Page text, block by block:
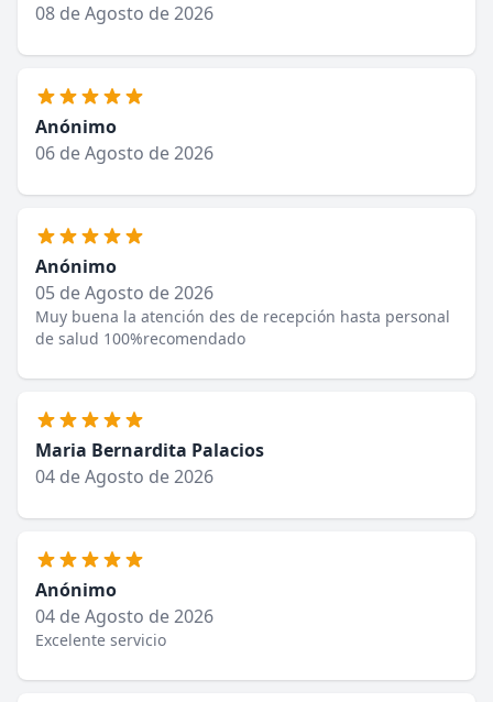
08 de Agosto de 2026
Anónimo
06 de Agosto de 2026
Anónimo
05 de Agosto de 2026
Muy buena la atención des de recepción hasta personal
de salud 100%recomendado
Maria Bernardita Palacios
04 de Agosto de 2026
Anónimo
04 de Agosto de 2026
Excelente servicio